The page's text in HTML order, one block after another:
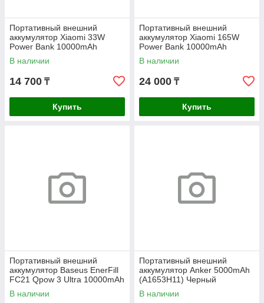
Портативный внешний
аккумулятор Xiaomi 33W
Power Bank 10000mAh
(Integrated Cable) Tan GL
В наличии
14 700 ₸
Купить
Портативный внешний
аккумулятор Xiaomi 165W
Power Bank 10000mAh
(Integrated Cable) GL
В наличии
24 000 ₸
Купить
Портативный внешний
аккумулятор Baseus EnerFill
FC21 Qpow 3 Ultra 10000mAh
45W Pink (E0027Q02)
В наличии
Портативный внешний
аккумулятор Anker 5000mAh
(A1653H11) Черный
В наличии